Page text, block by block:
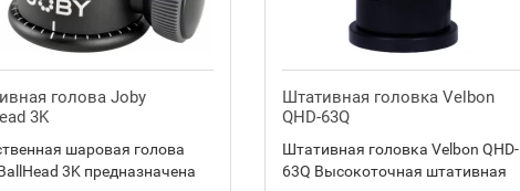
голова Joby
3K
шаровая голова
3K предназначена
Штативная головка Velbon
QHD-63Q
Штативная головка Velbon QHD-
63Q Высокоточная штативная